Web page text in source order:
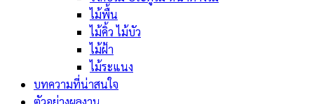
ไม้พื้น
ไม้คิ้ว ไม้บัว
ไม้ฝ้า
ไม้ระแนง
บทความที่น่าสนใจ